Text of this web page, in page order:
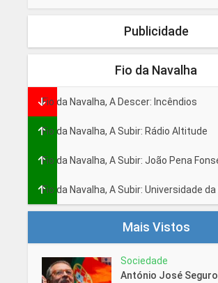
Publicidade
Fio da Navalha
Fio da Navalha, A Descer: Incêndios
Fio da Navalha, A Subir: Rádio Altitude
Fio da Navalha, A Subir: João Pena
Fio da Navalha, A Subir: Universidade da
Mais Vistos
Sociedade
António José